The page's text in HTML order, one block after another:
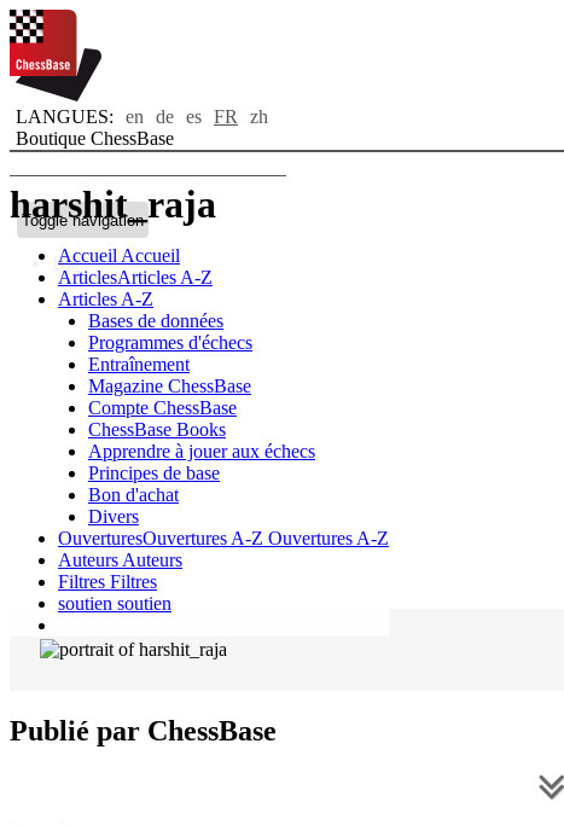
LANGUES: en de es FR
zh
Boutique ChessBase
Toggle navigation
Accueil Accueil
ArticlesArticles A-Z
Articles A-Z
Bases de données
Programmes d'échecs
Entraînement
Magazine ChessBase
Compte ChessBase
ChessBase Books
Apprendre à jouer aux échecs
Principes de base
Bon d'achat
Divers
OuverturesOuvertures A-Z Ouvertures A-Z
Auteurs Auteurs
Filtres Filtres
soutien soutien
harshit_raja
Bio
Publié par ChessBase